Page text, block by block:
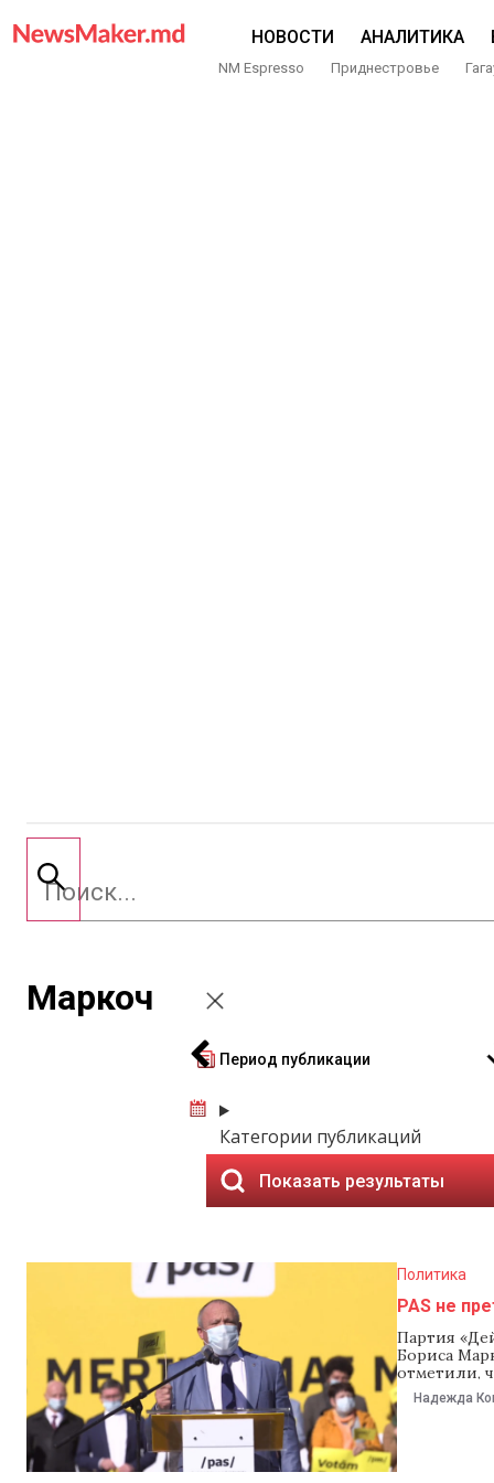
НОВОСТИ АНАЛИТИКА
NM Espresso Приднестровье
Маркоч
Период публикации
Категории публикаций
Показать результаты
Политика
PAS не
Партия
Бориса
отметили,
После
второй
Надежда